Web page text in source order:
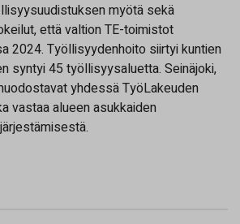
myötä sekä
että valtion TE-toimistot
2024. Työllisyydenhoito siirtyi kuntien
syntyi 45 työllisyysaluetta. Seinäjoki,
yhdessä TyöLakeuden
vastaa alueen asukkaiden